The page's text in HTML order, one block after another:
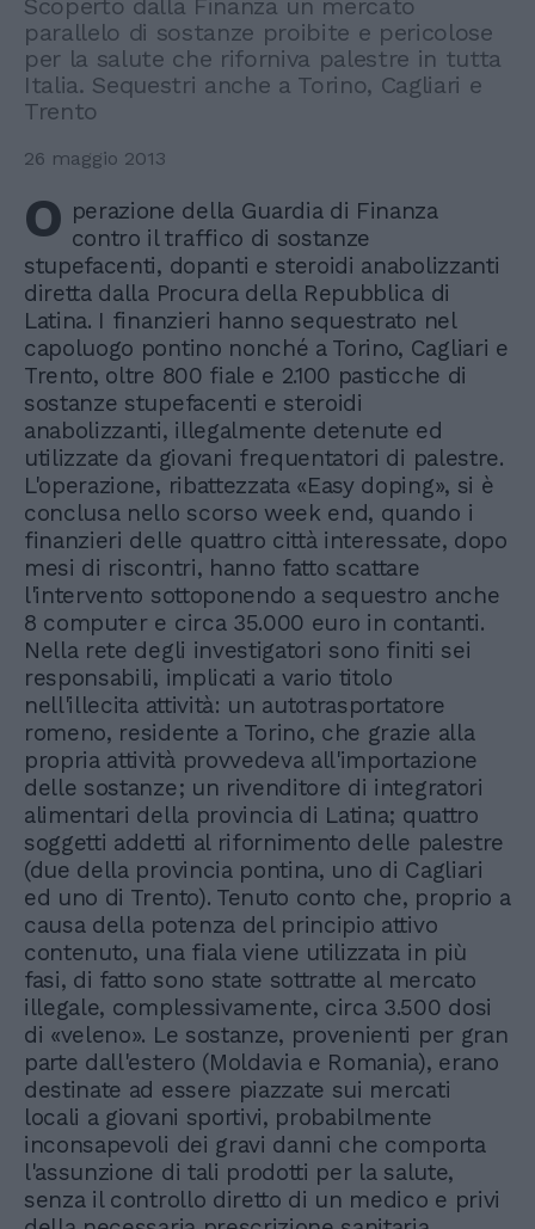
parallelo di sostanze proibite e pericolose
per la salute che riforniva palestre in tutta
Italia. Sequestri anche a Torino, Cagliari e
Trento
26 maggio 2013
O perazione della Guardia di Finanza
contro il traffico di sostanze
stupefacenti, dopanti e steroidi anabolizzanti
diretta dalla Procura della Repubblica di
Latina. I finanzieri hanno sequestrato nel
capoluogo pontino nonché a Torino, Cagliari e
Trento, oltre 800 fiale e 2.100 pasticche di
sostanze stupefacenti e steroidi
anabolizzanti, illegalmente detenute ed
utilizzate da giovani frequentatori di palestre.
L'operazione, ribattezzata «Easy doping», si è
conclusa nello scorso week end, quando i
finanzieri delle quattro città interessate, dopo
mesi di riscontri, hanno fatto scattare
l'intervento sottoponendo a sequestro anche
8 computer e circa 35.000 euro in contanti.
Nella rete degli investigatori sono finiti sei
responsabili, implicati a vario titolo
nell'illecita attività: un autotrasportatore
romeno, residente a Torino, che grazie alla
propria attività provvedeva all'importazione
delle sostanze; un rivenditore di integratori
alimentari della provincia di Latina; quattro
soggetti addetti al rifornimento delle palestre
(due della provincia pontina, uno di Cagliari
ed uno di Trento). Tenuto conto che, proprio a
causa della potenza del principio attivo
contenuto, una fiala viene utilizzata in più
fasi, di fatto sono state sottratte al mercato
illegale, complessivamente, circa 3.500 dosi
di «veleno». Le sostanze, provenienti per gran
parte dall'estero (Moldavia e Romania), erano
destinate ad essere piazzate sui mercati
locali a giovani sportivi, probabilmente
inconsapevoli dei gravi danni che comporta
l'assunzione di tali prodotti per la salute,
senza il controllo diretto di un medico e privi